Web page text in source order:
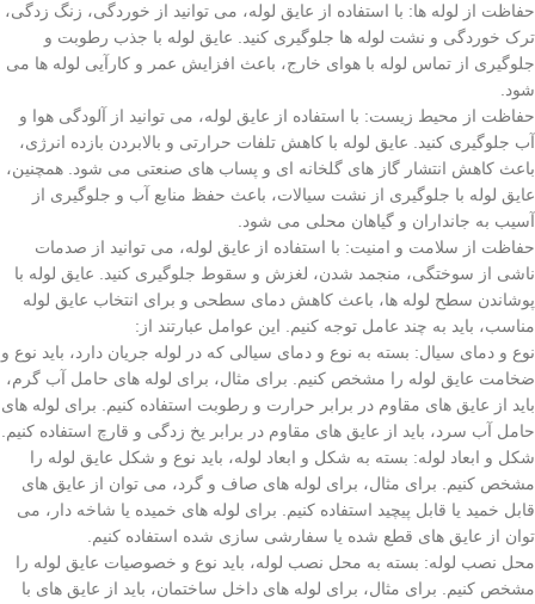
حفاظت از لوله ها: با استفاده از عایق لوله، می توانید از خوردگی، زنگ زدگی،
ترک خوردگی و نشت لوله ها جلوگیری کنید. عایق لوله با جذب رطوبت و
جلوگیری از تماس لوله با هوای خارج، باعث افزایش عمر و کارآیی لوله ها می
شود.
حفاظت از محیط زیست: با استفاده از عایق لوله، می توانید از آلودگی هوا و
آب جلوگیری کنید. عایق لوله با کاهش تلفات حرارتی و بالابردن بازده انرژی،
باعث کاهش انتشار گاز های گلخانه ای و پساب های صنعتی می شود. همچنین،
عایق لوله با جلوگیری از نشت سیالات، باعث حفظ منابع آب و جلوگیری از
آسیب به جانداران و گیاهان محلی می شود.
حفاظت از سلامت و امنیت: با استفاده از عایق لوله، می توانید از صدمات
ناشی از سوختگی، منجمد شدن، لغزش و سقوط جلوگیری کنید. عایق لوله با
پوشاندن سطح لوله ها، باعث کاهش دمای سطحی و برای انتخاب عایق لوله
مناسب، باید به چند عامل توجه کنیم. این عوامل عبارتند از:
نوع و دمای سیال: بسته به نوع و دمای سیالی که در لوله جریان دارد، باید نوع و
ضخامت عایق لوله را مشخص کنیم. برای مثال، برای لوله های حامل آب گرم،
باید از عایق های مقاوم در برابر حرارت و رطوبت استفاده کنیم. برای لوله های
حامل آب سرد، باید از عایق های مقاوم در برابر یخ زدگی و قارچ استفاده کنیم.
شکل و ابعاد لوله: بسته به شکل و ابعاد لوله، باید نوع و شکل عایق لوله را
مشخص کنیم. برای مثال، برای لوله های صاف و گرد، می توان از عایق های
قابل خمید یا قابل پیچید استفاده کنیم. برای لوله های خمیده یا شاخه دار، می
توان از عایق های قطع شده یا سفارشی سازی شده استفاده کنیم.
محل نصب لوله: بسته به محل نصب لوله، باید نوع و خصوصیات عایق لوله را
مشخص کنیم. برای مثال، برای لوله های داخل ساختمان، باید از عایق های با